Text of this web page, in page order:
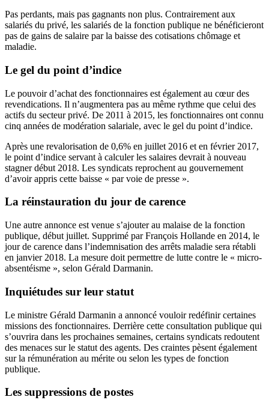
Pas perdants, mais pas gagnants non plus. Contrairement aux
salariés du privé, les salariés de la fonction publique ne bénéficieront
pas de gains de salaire par la baisse des cotisations chômage et
maladie.
Le gel du point d’indice
Le pouvoir d’achat des fonctionnaires est également au cœur des
revendications. Il n’augmentera pas au même rythme que celui des
actifs du secteur privé. De 2011 à 2015, les fonctionnaires ont connu
cinq années de modération salariale, avec le gel du point d’indice.
Après une revalorisation de 0,6% en juillet 2016 et en février 2017,
le point d’indice servant à calculer les salaires devrait à nouveau
stagner début 2018. Les syndicats reprochent au gouvernement
d’avoir appris cette baisse « par voie de presse ».
La réinstauration du jour de carence
Une autre annonce est venue s’ajouter au malaise de la fonction
publique, début juillet. Supprimé par François Hollande en 2014, le
jour de carence dans l’indemnisation des arrêts maladie sera rétabli
en janvier 2018. La mesure doit permettre de lutte contre le « micro-
absentéisme », selon Gérald Darmanin.
Inquiétudes sur leur statut
Le ministre Gérald Darmanin a annoncé vouloir redéfinir certaines
missions des fonctionnaires. Derrière cette consultation publique qui
s’ouvrira dans les prochaines semaines, certains syndicats redoutent
des menaces sur le statut des agents. Des craintes pèsent également
sur la rémunération au mérite ou selon les types de fonction
publique.
Les suppressions de postes